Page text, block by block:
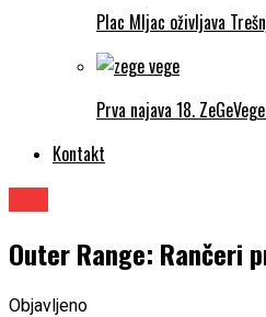
Plac Mljac oživljava
Prva najava 18.
Kontakt
Outer Range: Rančeri
Objavljeno